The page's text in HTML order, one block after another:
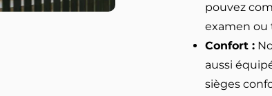
pouvez
examen ou
Confort :
aussi
sièges